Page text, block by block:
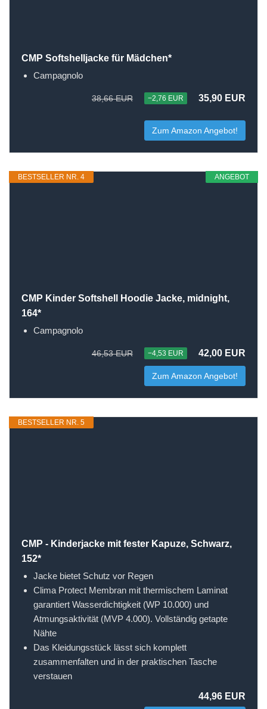
CMP Softshelljacke für Mädchen*
Campagnolo
38,66 EUR −2,76 EUR 35,90 EUR
Zum Amazon Angebot!
ANGEBOT
BESTSELLER NR. 4
CMP Kinder Softshell Hoodie Jacke, midnight,
164*
Campagnolo
46,53 EUR −4,53 EUR 42,00 EUR
Zum Amazon Angebot!
BESTSELLER NR. 5
CMP - Kinderjacke mit fester Kapuze, Schwarz,
152*
Jacke bietet Schutz vor Regen
Clima Protect Membran mit thermischem Laminat
garantiert Wasserdichtigkeit (WP 10.000) und
Atmungsaktivität (MVP 4.000). Vollständig getapte
Nähte
Das Kleidungsstück lässt sich komplett
zusammenfalten und in der praktischen Tasche
verstauen
44,96 EUR